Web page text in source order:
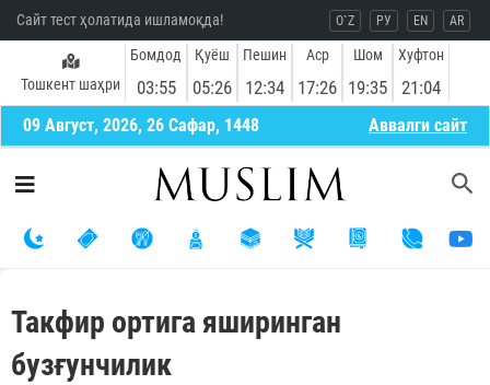
Сайт тест ҳолатида ишламоқда! O`Z РУ EN AR
Тошкент шаҳри
Бомдод
03:55
Қуёш
05:26
Пешин
12:34
Аср
17:26
Шом
19:35
Хуфтон
21:04
09 Август, 2026, 26 Сафар, 1448 Aввалги сайт
Такфир ортига яширинган
бузғунчилик